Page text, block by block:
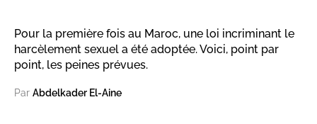
Pour la première fois au Maroc, une loi incriminant le
harcèlement sexuel a été adoptée. Voici, point par
point, les peines prévues.
Par Abdelkader El-Aine